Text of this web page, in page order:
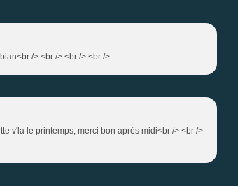
/> <br /> <br /> <br />
v'la le printemps, merci bon après midi<br /> <br />